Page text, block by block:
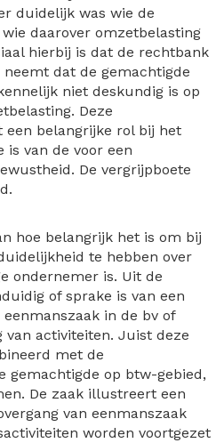
duidelijk was wie de
daarover omzetbelasting
hierbij is dat de rechtbank
dat de gemachtigde
niet deskundig is op
Deze
een belangrijke rol bij het
is van de voor een
De vergrijpboete
hoe belangrijk het is om bij
te hebben over
ondernemer is. Uit de
of sprake is van een
in de bv of
van activiteiten. Juist deze
met de
gemachtigde op btw-gebied,
De zaak illustreert een
van eenmanszaak
worden voortgezet